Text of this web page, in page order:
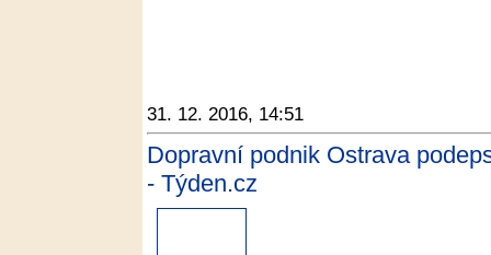
31. 12. 2016, 14:51
Dopravní podnik Ostrava
- Týden.cz